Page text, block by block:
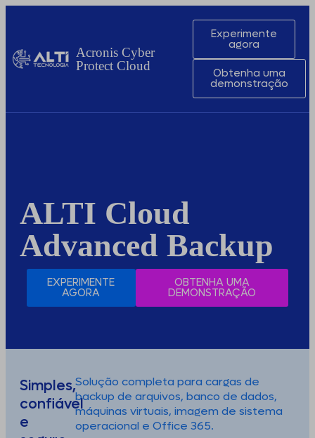
Acronis Cyber
Protect Cloud
Experimente
agora
Obtenha uma
demonstração
ALTI Cloud
Advanced Backup
EXPERIMENTE
AGORA
OBTENHA UMA
DEMONSTRAÇÃO
Simples,
confiável
e
Solução completa para cargas de
backup de arquivos, banco de dados,
máquinas virtuais, imagem de sistema
operacional e Office 365.